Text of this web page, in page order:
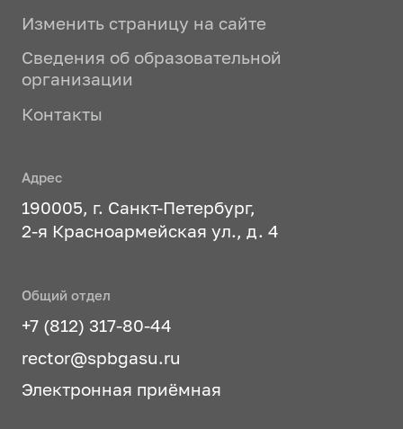
Изменить страницу на сайте
Сведения об образовательной
организации
Контакты
Адрес
190005, г. Санкт-Петербург,
2-я Красноармейская ул., д. 4
Общий отдел
+7 (812) 317-80-44
rector@spbgasu.ru
Электронная приёмная